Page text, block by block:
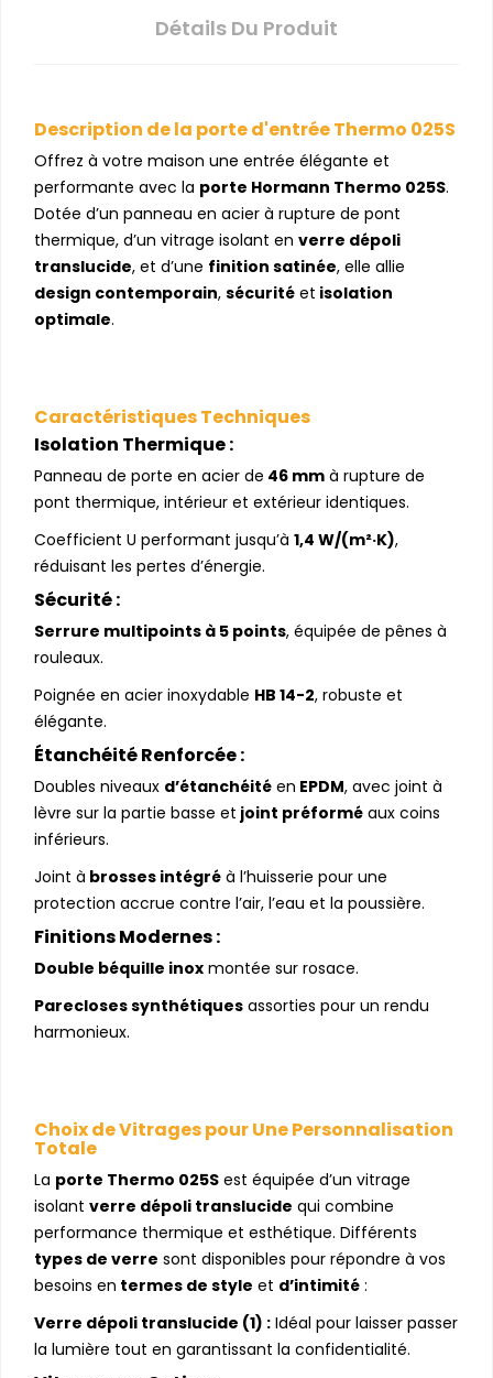
Détails Du Produit
Description de la porte d'entrée Thermo 025S
Offrez à votre maison une entrée élégante et
performante avec la porte Hormann Thermo 025S.
Dotée d’un panneau en acier à rupture de pont
thermique, d’un vitrage isolant en verre dépoli
translucide, et d’une finition satinée, elle allie
design contemporain, sécurité et isolation
optimale.
Caractéristiques Techniques
Isolation Thermique :
Panneau de porte en acier de 46 mm à rupture de
pont thermique, intérieur et extérieur identiques.
Coefficient U performant jusqu’à 1,4 W/(m²·K),
réduisant les pertes d’énergie.
Sécurité :
Serrure multipoints à 5 points, équipée de pênes à
rouleaux.
Poignée en acier inoxydable HB 14-2, robuste et
élégante.
Étanchéité Renforcée :
Doubles niveaux d’étanchéité en EPDM, avec joint à
lèvre sur la partie basse et joint préformé aux coins
inférieurs.
Joint à brosses intégré à l’huisserie pour une
protection accrue contre l’air, l’eau et la poussière.
Finitions Modernes :
Double béquille inox montée sur rosace.
Parecloses synthétiques assorties pour un rendu
harmonieux.
Choix de Vitrages pour Une Personnalisation
Totale
La porte Thermo 025S est équipée d’un vitrage
isolant verre dépoli translucide qui combine
performance thermique et esthétique. Différents
types de verre sont disponibles pour répondre à vos
besoins en termes de style et d’intimité :
Verre dépoli translucide (1) : Idéal pour laisser passer
la lumière tout en garantissant la confidentialité.